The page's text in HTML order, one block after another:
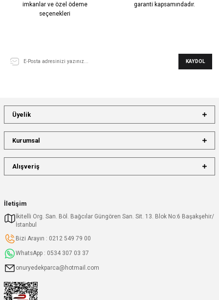
imkanlar ve özel ödeme
seçenekleri
garanti kapsamındadır.
KAYDOL
İletişim
İkitelli Org. San. Böl. Bağcılar Güngören San. Sit. 13. Blok No:6 Başakşehir/
İstanbul
Bizi Arayın : 0212 549 79 00
WhatsApp : 0534 307 03 37
onuryedekparca@hotmail.com
Üyelik
Kurumsal
Alışveriş